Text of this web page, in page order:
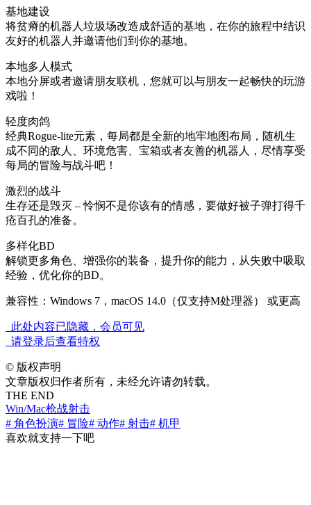
基地建设
将贫瘠的机器人垃圾场改造成舒适的基地，在你的旅程中结识
友好的机器人并邀请他们到你的基地。
本地多人模式
本地分屏或者邀请朋友联机，您就可以与朋友一起畅快的玩游
戏啦！
轻度肉鸽
经典Rogue-lite元素，每局都是全新的地牢地图布局，随机生
成不同的敌人、环境危害、宝箱或者友善的机器人，尽情享受
每局的冒险与战斗吧！
激烈的战斗
生存还是毁灭 – 怜悯不是你该有的情感，要做好被子弹打得千
疮百孔的准备。
多样化BD
解锁更多角色、增强你的装备，提升你的能力，从失败中吸取
经验，优化你的BD。
兼容性：Windows 7，macOS 14.0（仅支持M处理器） 或更高
此处内容已隐藏，会员可见
请登录后查看特权
© 版权声明
文章版权归作者所有，未经允许请勿转载。
THE END
Win/Mac枪战射击
# 角色扮演# 冒险# 动作# 射击# 机甲
喜欢就支持一下吧